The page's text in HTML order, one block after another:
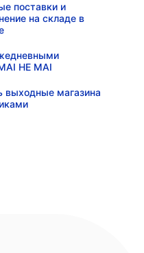
поставки и
на складе в
HE MAI
выходные магазина